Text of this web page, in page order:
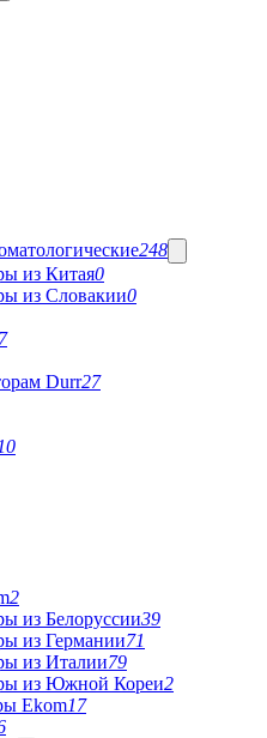
248
из Китая0
из Словакии0
Durr27
10
2
из Белоруссии39
из Германии71
из Италии79
из Южной Кореи2
Ekom17